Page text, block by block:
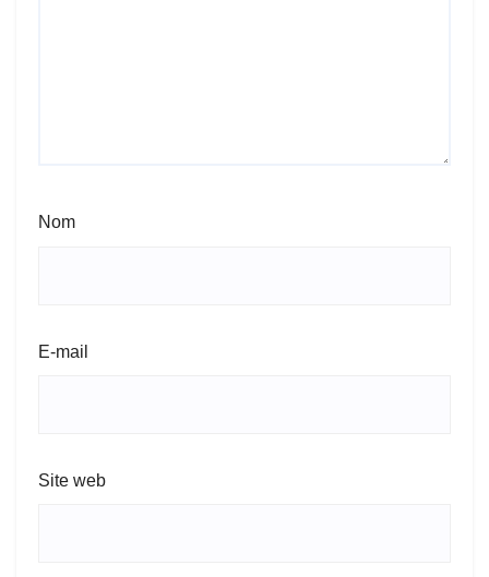
Nom
E-mail
Site web